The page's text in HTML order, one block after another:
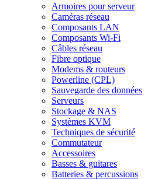
Armoires pour serveur
Caméras réseau
Composants LAN
Composants Wi-Fi
Câbles réseau
Fibre optique
Modems & routeurs
Powerline (CPL)
Sauvegarde des données
Serveurs
Stockage & NAS
Systèmes KVM
Techniques de sécurité
Commutateur
Accessoires
Basses & guitares
Batteries & percussions